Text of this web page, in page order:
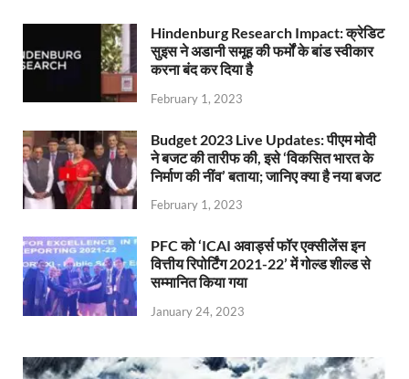
Hindenburg Research Impact: क्रेडिट
सुइस ने अडानी समूह की फर्मों के बांड स्वीकार
करना बंद कर दिया है
February 1, 2023
Budget 2023 Live Updates: पीएम मोदी
ने बजट की तारीफ की, इसे ‘विकसित भारत के
निर्माण की नींव’ बताया; जानिए क्या है नया बजट
February 1, 2023
PFC को ‘ICAI अवार्ड्स फॉर एक्सीलेंस इन
वित्तीय रिपोर्टिंग 2021-22’ में गोल्ड शील्ड से
सम्मानित किया गया
January 24, 2023